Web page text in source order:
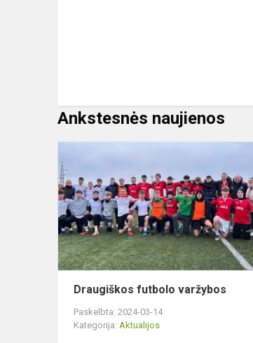
Ankstesnės naujienos
Draugiškos futbolo varžybos
Paskelbta: 2024-03-14
Kategorija: Aktualijos